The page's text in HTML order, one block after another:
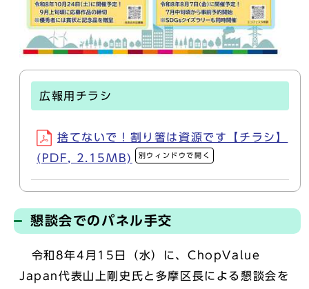
広報用チラシ
捨てないで！割り箸は資源です【チラシ】
(PDF, 2.15MB)
別ウィンドウで開く
懇談会でのパネル手交
令和8年4月15日（水）に、ChopValue
Japan代表山上剛史氏と多摩区長による懇談会を